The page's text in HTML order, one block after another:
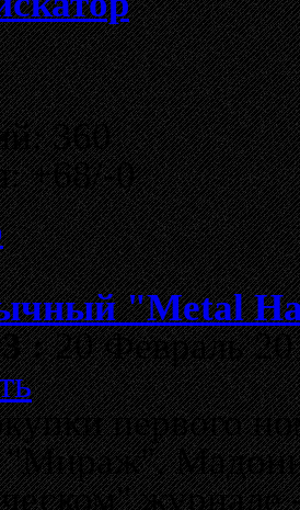
360
+68/-0
"Metal
:20 Февраль
первого
"Мираж",